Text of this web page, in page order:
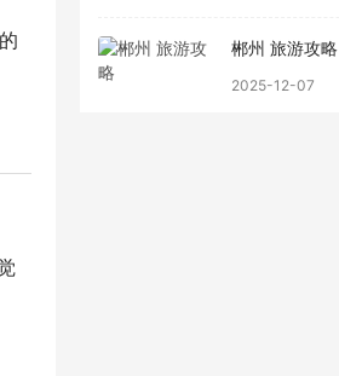
郴州 旅游攻略
2025-12-07